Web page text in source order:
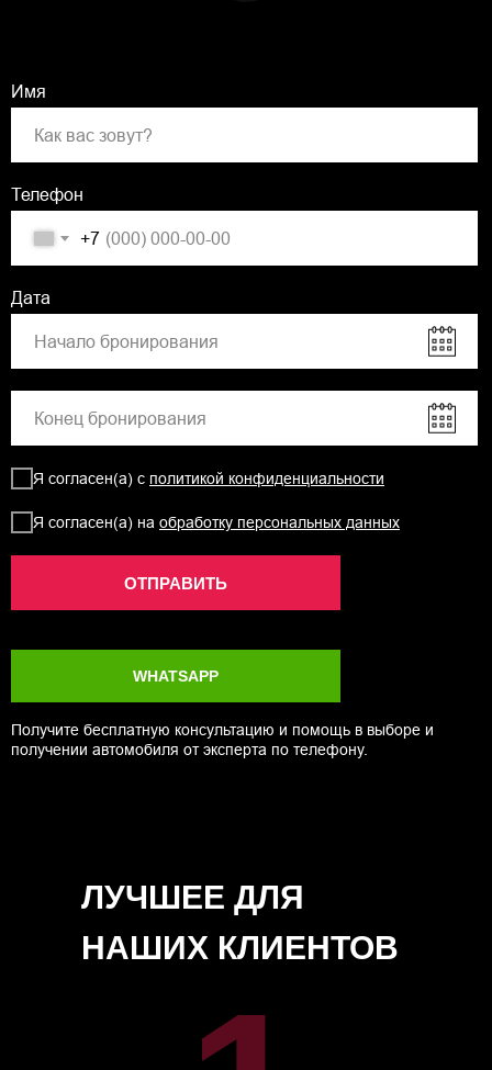
Получите бесплатную консультацию и помощь в выборе и
получении автомобиля от эксперта по телефону.
WHATSAPP
Имя
Телефон
+7
Дата
Я согласен(а) с политикой конфиденциальности
Я согласен(а) на обработку персональных данных
ОТПРАВИТЬ
ЛУЧШЕЕ ДЛЯ
НАШИХ КЛИЕНТОВ